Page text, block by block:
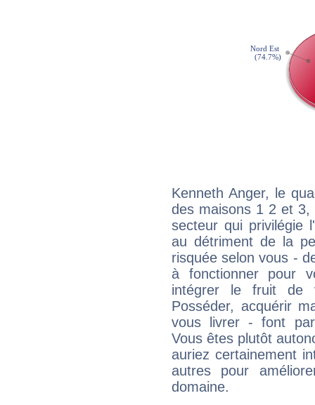
Kenneth Anger, le
des maisons 1 2 et
secteur qui privilégie
au détriment de la
risquée selon vous -
à fonctionner pour
intégrer le fruit de
Posséder, acquérir
vous livrer - font
Vous êtes plutôt
auriez certainement
autres pour
domaine.